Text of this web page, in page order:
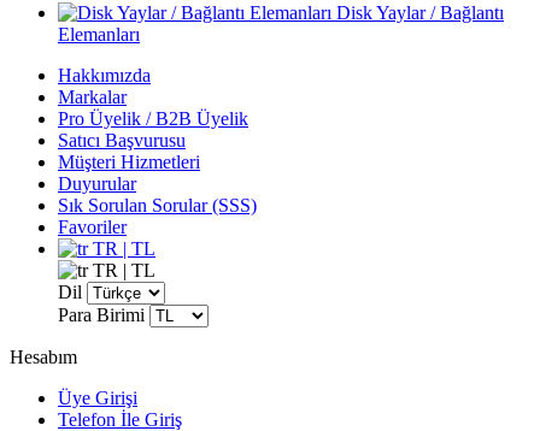
Disk Yaylar / Bağlantı
Elemanları
Hakkımızda
Markalar
Pro Üyelik / B2B Üyelik
Satıcı Başvurusu
Müşteri Hizmetleri
Duyurular
Sık Sorulan Sorular (SSS)
Favoriler
TR | TL
TR | TL
Dil
Para Birimi
Hesabım
Üye Girişi
Telefon İle Giriş